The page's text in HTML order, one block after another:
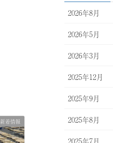
新着情報
2026年8月
2026年5月
2026年3月
2025年12月
2025年9月
2025年8月
2025年7月